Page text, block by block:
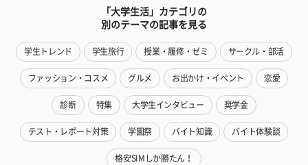
「大学生活」カテゴリの
別のテーマの記事を見る
学生トレンド 学生旅行 授業・履修・ゼミ サークル・部活
ファッション・コスメ グルメ お出かけ・イベント 恋愛
診断 特集 大学生インタビュー 奨学金
テスト・レポート対策 学園祭 バイト知識 バイト体験談
格安SIMしか勝たん！